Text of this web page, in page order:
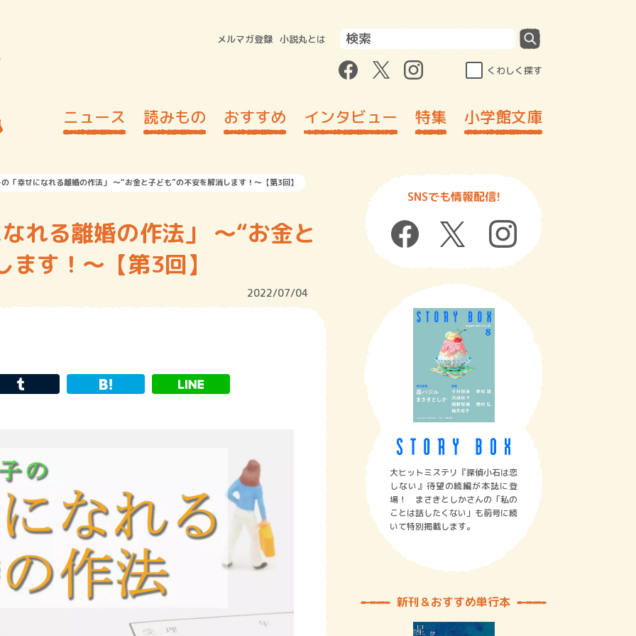
メルマガ登録 小説丸とは
くわしく探す
ニュース 読みもの おすすめ インタビュー 特集 小学館文庫
「幸せになれる離婚の作法」 ～“お金と子ども”の不安を解消します！～【第3回】
れる離婚の作法」 ～“お金と
す！～【第3回】
2022/07/04
SNSでも情報配信!
大ヒットミステリ『探偵小石は恋
しない』待望の続編が本誌に登
場！ まさきとしかさんの「私の
ことは話したくない」も前号に続
いて特別掲載します。
新刊＆おすすめ単行本